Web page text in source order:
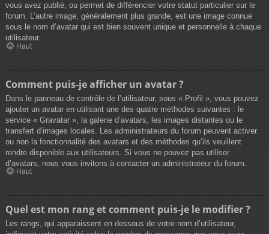
vous avez publié, ou permet de différencier votre statut particulier sur le
forum. L’autre image, généralement plus grande, est une image connue
sous le nom d’avatar qui est bien souvent unique et personnelle à chaque
utilisateur.
Haut
Comment puis-je afficher un avatar ?
Dans le panneau de contrôle de l’utilisateur, sous « Profil », vous pouvez
ajouter un avatar en utilisant une des quatre méthodes suivantes : le
service « Gravatar », la galerie d’avatars, les images distantes ou le
transfert d’images locales. Les administrateurs du forum peuvent activer
ou non la fonctionnalité des avatars et des méthodes qu’ils veuillent
rendre disponible aux utilisateurs. Si vous ne pouvez pas utiliser
d’avatars, nous vous invitons à contacter un administrateur du forum.
Haut
Quel est mon rang et comment puis-je le modifier ?
Les rangs, qui apparaissent en dessous de votre nom d’utilisateur,